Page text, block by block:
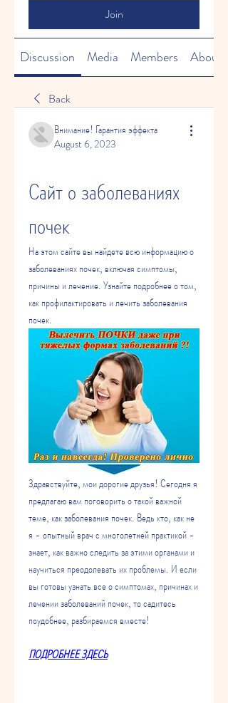
Join
Discussion Media Members About
Back
Внимание! Гарантия эффекта
August 6, 2023
Сайт о заболеваниях
почек
На этом сайте вы найдете всю информацию о
заболеваниях почек, включая симптомы,
причины и лечение. Узнайте подробнее о том,
как профилактировать и лечить заболевания
почек.
Здравствуйте, мои дорогие друзья! Сегодня я
предлагаю вам поговорить о такой важной
теме, как заболевания почек. Ведь кто, как не
я - опытный врач с многолетней практикой -
знает, как важно следить за этими органами и
научиться преодолевать их проблемы. И если
вы готовы узнать все о симптомах, причинах и
лечении заболеваний почек, то садитесь
поудобнее, разбираемся вместе!
ПОДРОБНЕЕ ЗДЕСЬ